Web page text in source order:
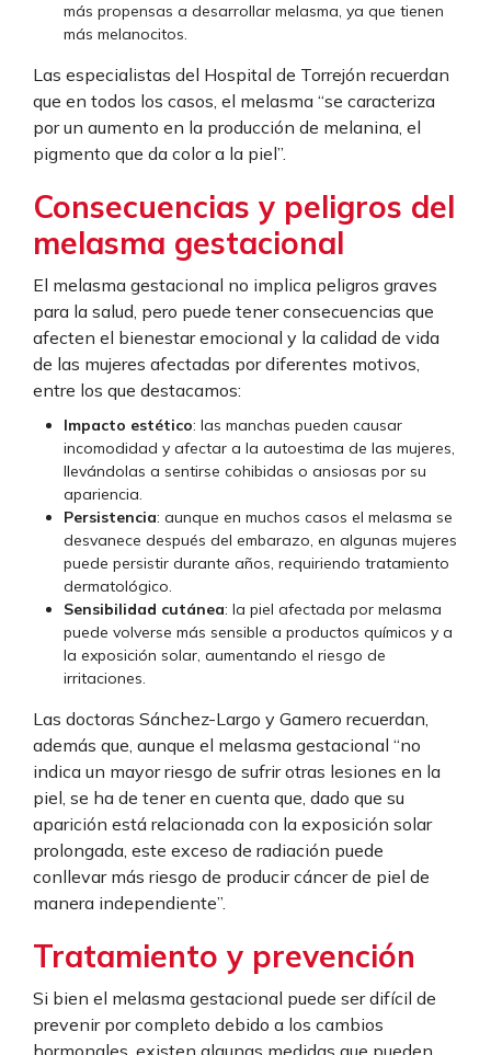
más propensas a desarrollar melasma, ya que tienen
más melanocitos.
Las especialistas del Hospital de Torrejón recuerdan
que en todos los casos, el melasma “se caracteriza
por un aumento en la producción de melanina, el
pigmento que da color a la piel”.
Consecuencias y peligros del
melasma gestacional
El melasma gestacional no implica peligros graves
para la salud, pero puede tener consecuencias que
afecten el bienestar emocional y la calidad de vida
de las mujeres afectadas por diferentes motivos,
entre los que destacamos:
Impacto estético: las manchas pueden causar
incomodidad y afectar a la autoestima de las mujeres,
llevándolas a sentirse cohibidas o ansiosas por su
apariencia.
Persistencia: aunque en muchos casos el melasma se
desvanece después del embarazo, en algunas mujeres
puede persistir durante años, requiriendo tratamiento
dermatológico.
Sensibilidad cutánea: la piel afectada por melasma
puede volverse más sensible a productos químicos y a
la exposición solar, aumentando el riesgo de
irritaciones.
Las doctoras Sánchez-Largo y Gamero recuerdan,
además que, aunque el melasma gestacional “no
indica un mayor riesgo de sufrir otras lesiones en la
piel, se ha de tener en cuenta que, dado que su
aparición está relacionada con la exposición solar
prolongada, este exceso de radiación puede
conllevar más riesgo de producir cáncer de piel de
manera independiente”.
Tratamiento y prevención
Si bien el melasma gestacional puede ser difícil de
prevenir por completo debido a los cambios